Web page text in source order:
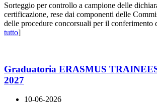
Sorteggio per controllo a campione delle
certificazione, rese dai componenti delle
delle procedure concorsuali per il conferimento
tutto]
Graduatoria ERASMUS
2027
10-06-2026